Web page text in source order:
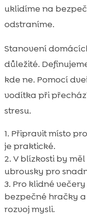
uklidíme na
odstraníme.
Stanovení
důležité.
kde ne. Pomocí
vodítka při
stresu.
Připravit místo
je praktické.
V blízkosti by
ubrousky pro
Pro klidné
bezpečné hračky
rozvoj mysli.